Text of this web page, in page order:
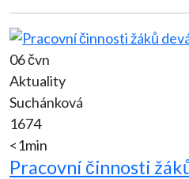
06 čvn
Aktuality
Suchánková
1674
<1min
Pracovní činnosti